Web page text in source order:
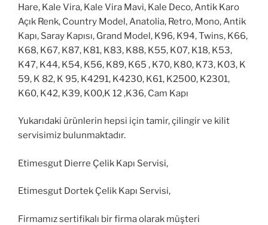
Hare, Kale Vira, Kale Vira Mavi, Kale Deco, Antik Karo
Açık Renk, Country Model, Anatolia, Retro, Mono, Antik
Kapı, Saray Kapısı, Grand Model, K96, K94, Twins, K66,
K68, K67, K87, K81, K83, K88, K55, K07, K18, K53,
K47, K44, K54, K56, K89, K65 , K70, K80, K73, K03, K
59, K 82, K 95, K4291, K4230, K61, K2500, K2301,
K60, K42, K39, K00,K 12 ,K36, Cam Kapı
Yukarıdaki ürünlerin hepsi için tamir, çilingir ve kilit
servisimiz bulunmaktadır.
Etimesgut Dierre Çelik Kapı Servisi,
Etimesgut Dortek Çelik Kapı Servisi,
Firmamız sertifikalı bir firma olarak müşteri